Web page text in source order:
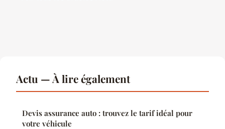
Actu — À lire également
Devis assurance auto : trouvez le tarif idéal pour
votre véhicule